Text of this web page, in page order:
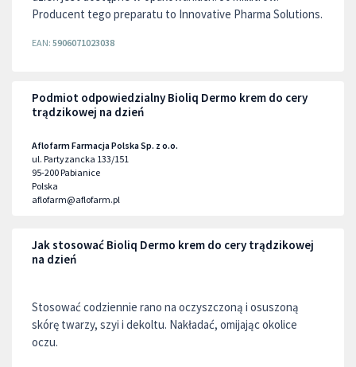
Producent tego preparatu to Innovative Pharma Solutions.
EAN: 5906071023038
Podmiot odpowiedzialny Bioliq Dermo krem do cery
trądzikowej na dzień
Aflofarm Farmacja Polska Sp. z o.o.
ul. Partyzancka 133/151
95-200Pabianice
Polska
aflofarm@aflofarm.pl
Jak stosować Bioliq Dermo krem do cery trądzikowej
na dzień
Stosować codziennie rano na oczyszczoną i osuszoną
skórę twarzy, szyi i dekoltu. Nakładać, omijając okolice
oczu.